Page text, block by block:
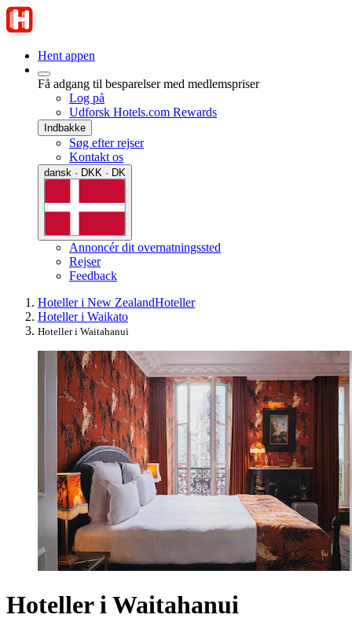
Hent appen
Få adgang til besparelser med medlemspriser
Log på
Udforsk Hotels.com Rewards
Indbakke
Søg efter rejser
Kontakt os
dansk · DKK · DK
Annoncér dit overnatningssted
Rejser
Feedback
Hoteller i New ZealandHoteller
Hoteller i Waikato
Hoteller i Waitahanui
Hoteller i Waitahanui